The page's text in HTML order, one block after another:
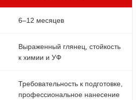
6–12 месяцев
Выраженный глянец, стойкость
к химии и УФ
Требовательность к подготовке,
профессиональное нанесение